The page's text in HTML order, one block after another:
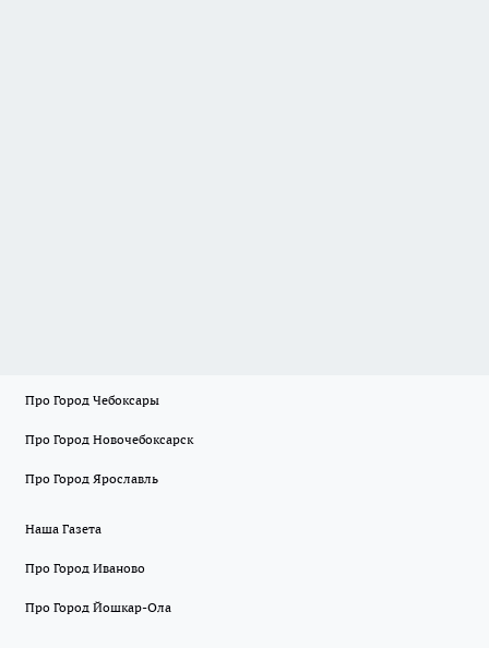
Про Город Чебоксары
Про Город Новочебоксарск
Про Город Ярославль
Наша Газета
Про Город Иваново
Про Город Йошкар-Ола